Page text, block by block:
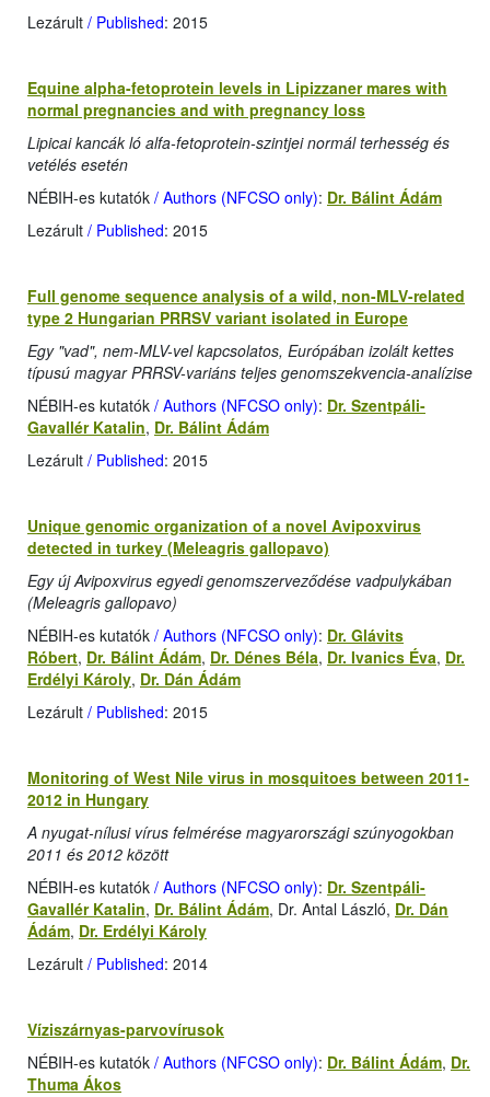
Lezárult / Published: 2015
Equine alpha-fetoprotein levels in Lipizzaner mares with
normal pregnancies and with pregnancy loss
Lipicai kancák ló alfa-fetoprotein-szintjei normál terhesség és
vetélés esetén
NÉBIH-es kutatók / Authors (NFCSO only): Dr. Bálint Ádám
Lezárult / Published: 2015
Full genome sequence analysis of a wild, non-MLV-related
type 2 Hungarian PRRSV variant isolated in Europe
Egy "vad", nem-MLV-vel kapcsolatos, Európában izolált kettes
típusú magyar PRRSV-variáns teljes genomszekvencia-analízise
NÉBIH-es kutatók / Authors (NFCSO only): Dr. Szentpáli-
Gavallér Katalin, Dr. Bálint Ádám
Lezárult / Published: 2015
Unique genomic organization of a novel Avipoxvirus
detected in turkey (Meleagris gallopavo)
Egy új Avipoxvirus egyedi genomszerveződése vadpulykában
(Meleagris gallopavo)
NÉBIH-es kutatók / Authors (NFCSO only): Dr. Glávits
Róbert, Dr. Bálint Ádám, Dr. Dénes Béla, Dr. Ivanics Éva, Dr.
Erdélyi Károly, Dr. Dán Ádám
Lezárult / Published: 2015
Monitoring of West Nile virus in mosquitoes between 2011-
2012 in Hungary
A nyugat-nílusi vírus felmérése magyarországi szúnyogokban
2011 és 2012 között
NÉBIH-es kutatók / Authors (NFCSO only): Dr. Szentpáli-
Gavallér Katalin, Dr. Bálint Ádám, Dr. Antal László, Dr. Dán
Ádám, Dr. Erdélyi Károly
Lezárult / Published: 2014
Víziszárnyas-parvovírusok
NÉBIH-es kutatók / Authors (NFCSO only): Dr. Bálint Ádám, Dr.
Thuma Ákos